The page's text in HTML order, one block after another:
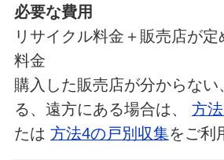
必要な費用
リサイクル料金＋販売店が
料金
購入した販売店が分からない
る、遠方にある場合は、 方
たは 方法4の戸別収集をご利